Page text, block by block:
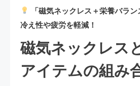
「磁気ネックレス＋栄養バラ
冷え性や疲労を軽減！
磁気ネックレス
アイテムの組み